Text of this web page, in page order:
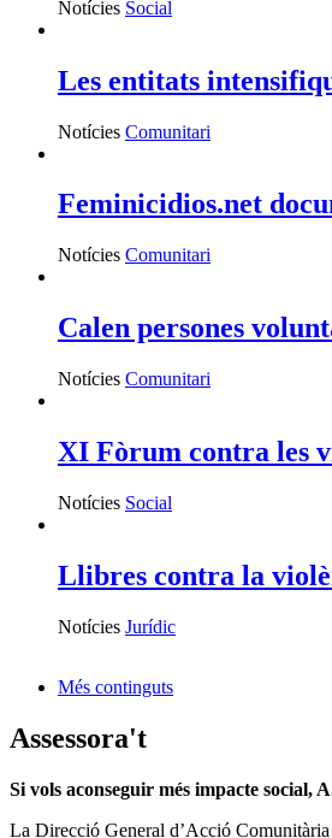
Notícies Social
Les entitats
Notícies Comunitari
Feminicidios.net
Notícies Comunitari
Calen persones
Notícies Comunitari
XI Fòrum contra les
Notícies Social
Llibres contra la
Notícies Jurídic
Més continguts
Assessora't
Si vols aconseguir més impacte social,
La Direcció General d’Acció